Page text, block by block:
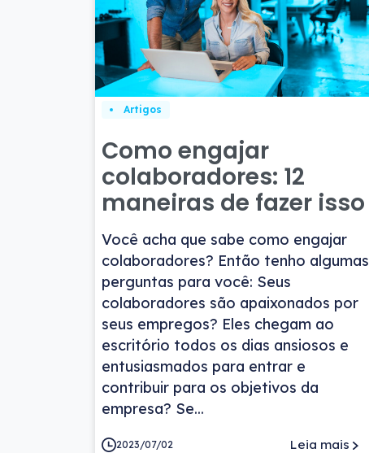
Artigos
Como engajar
colaboradores: 12
maneiras de fazer isso
Você acha que sabe como engajar
colaboradores? Então tenho algumas
perguntas para você: Seus
colaboradores são apaixonados por
seus empregos? Eles chegam ao
escritório todos os dias ansiosos e
entusiasmados para entrar e
contribuir para os objetivos da
empresa? Se...
2023/07/02 Leia mais